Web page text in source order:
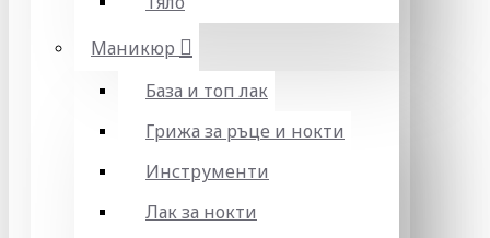
Маникюр
База и топ лак
Грижа за ръце и нокти
Инструменти
Лак за нокти